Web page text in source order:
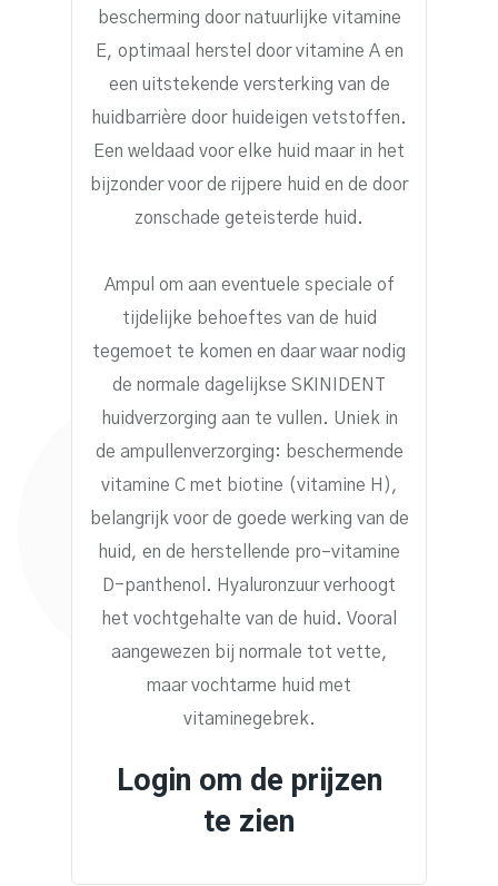
bescherming door natuurlijke vitamine
E, optimaal herstel door vitamine A en
een uitstekende versterking van de
huidbarrière door huideigen vetstoffen.
Een weldaad voor elke huid maar in het
bijzonder voor de rijpere huid en de door
zonschade geteisterde huid.
Ampul om aan eventuele speciale of
tijdelijke behoeftes van de huid
tegemoet te komen en daar waar nodig
de normale dagelijkse SKINIDENT
huidverzorging aan te vullen. Uniek in
de ampullenverzorging: beschermende
vitamine C met biotine (vitamine H),
belangrijk voor de goede werking van de
huid, en de herstellende pro–vitamine
D-panthenol. Hyaluronzuur verhoogt
het vochtgehalte van de huid. Vooral
aangewezen bij normale tot vette,
maar vochtarme huid met
vitaminegebrek.
Login om de prijzen
te zien